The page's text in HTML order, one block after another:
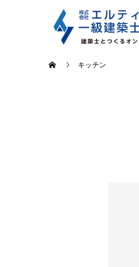
キッチン